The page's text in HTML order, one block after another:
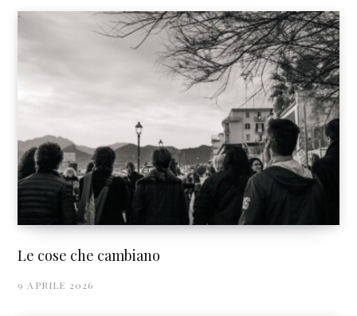
Le cose che cambiano
9 APRILE 2026